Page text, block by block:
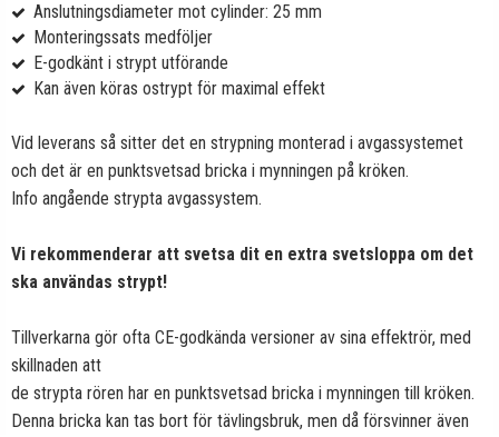
Anslutningsdiameter mot cylinder: 25 mm
Monteringssats medföljer
E-godkänt i strypt utförande
Kan även köras ostrypt för maximal effekt
Vid leverans så sitter det en strypning monterad i avgassystemet
och det är en punktsvetsad bricka i mynningen på kröken.
Info angående strypta avgassystem.
Vi rekommenderar att svetsa dit en extra svetsloppa om det
ska användas strypt!
Tillverkarna gör ofta CE-godkända versioner av sina effektrör, med
skillnaden att
de strypta rören har en punktsvetsad bricka i mynningen till kröken.
Denna bricka kan tas bort för tävlingsbruk, men då försvinner även